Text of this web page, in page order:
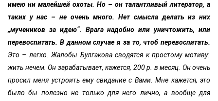
имею ни малейшей охоты. Но – он талантливый литератор, а
таких у нас – не очень много. Нет смысла делать из них
„мучеников за идею“. Врага надобно или уничтожить, или
перевоспитать. В данном случае я за то, чтоб перевоспитать.
Это – легко. Жалобы Булгакова сводятся к простому мотиву:
жить нечем. Он зарабатывает, кажется, 200 р. в месяц. Он очень
просил меня устроить ему свидание с Вами. Мне кажется, это
было бы полезно не только для него лично, а вообще для